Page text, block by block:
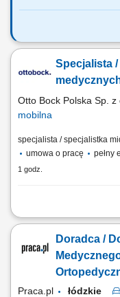
Do Twoich obowiązków
utrzymywanie
reprezentowanie firmy;
Specjalista
Otto Bock Polska Sp. z
mobilna
specjalista / specjalistka
umowa o pracę
pełny
1 godz.
Do Twoich obowiązków
województwa łódzkiego.
współpracy z lekarzami,
zdrowia. Przeprowadzanie...
Doradca /
Praca.pl łódzkie